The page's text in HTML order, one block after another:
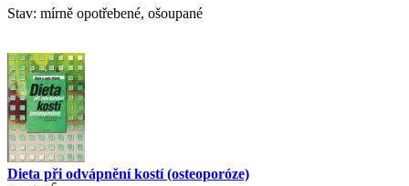
Stav: mírně opotřebené, ošoupané
Dieta při odvápnění kostí (osteoporóze)